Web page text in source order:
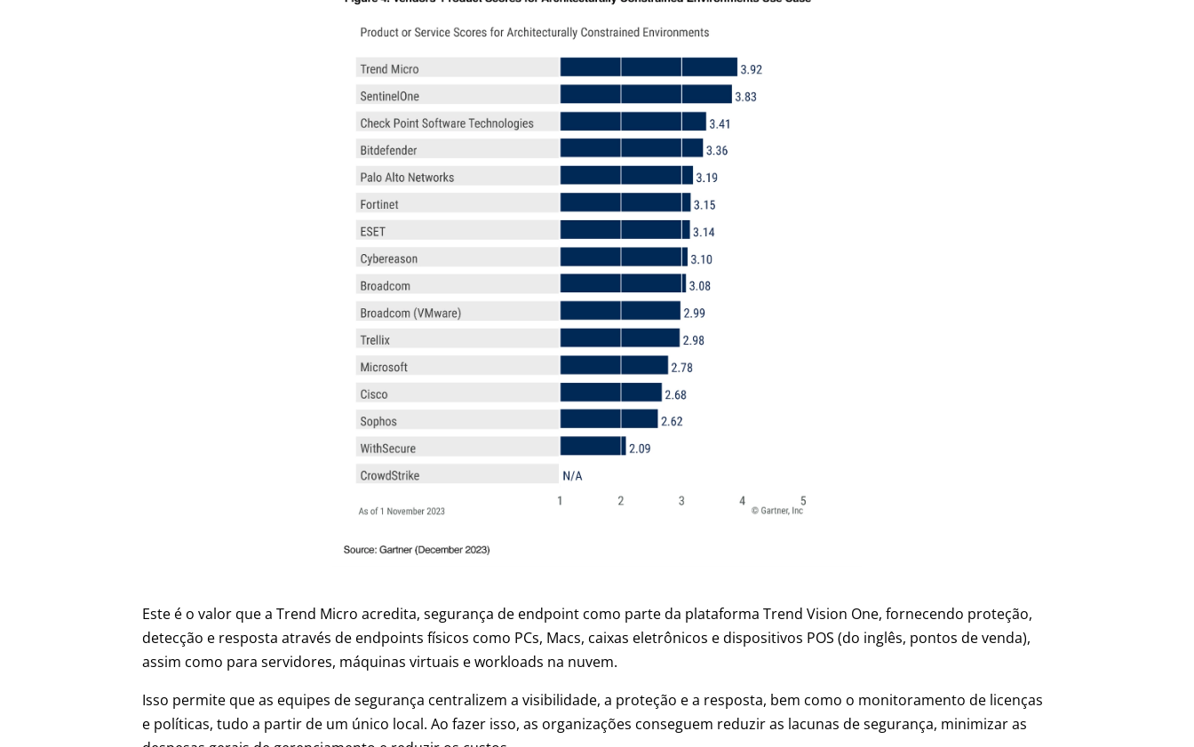
Este é o valor que a Trend Micro acredita, segurança de endpoint como parte da plataforma Trend Vision One, fornecendo proteção,
detecção e resposta através de endpoints físicos como PCs, Macs, caixas eletrônicos e dispositivos POS (do inglês, pontos de venda),
assim como para servidores, máquinas virtuais e workloads na nuvem.
Isso permite que as equipes de segurança centralizem a visibilidade, a proteção e a resposta, bem como o monitoramento de licenças
e políticas, tudo a partir de um único local. Ao fazer isso, as organizações conseguem reduzir as lacunas de segurança, minimizar as